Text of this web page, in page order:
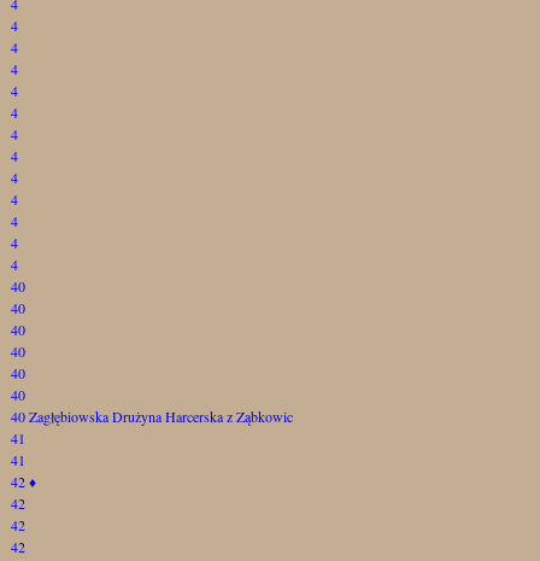
4
4
4
4
4
4
4
4
4
4
4
4
40
40
40
40
40
40
40 Zagłębiowska Drużyna Harcerska z Ząbkowic
41
41
42♦
42
42
42